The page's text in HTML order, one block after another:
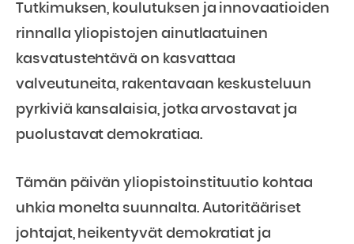
Tutkimuksen, koulutuksen ja innovaatioiden
rinnalla yliopistojen ainutlaatuinen
kasvatustehtävä on kasvattaa
valveutuneita, rakentavaan keskusteluun
pyrkiviä kansalaisia, jotka arvostavat ja
puolustavat demokratiaa.
Tämän päivän yliopistoinstituutio kohtaa
uhkia monelta suunnalta. Autoritääriset
johtajat, heikentyvät demokratiat ja